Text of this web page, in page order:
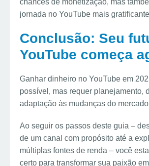
jornada no YouTube mais
Conclusão: Seu
YouTube começa
Ganhar dinheiro no YouTube em
possível, mas requer planejamento,
adaptação às mudanças do
Ao seguir os passos deste guia –
de um canal com propósito até a
múltiplas fontes de renda – você
certo para transformar sua paixão